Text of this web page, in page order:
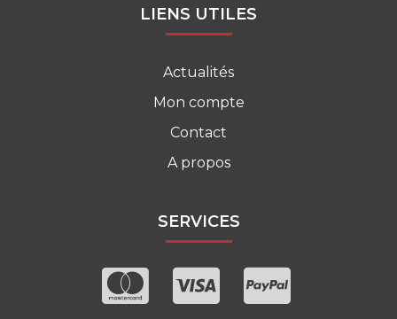
LIENS UTILES
Actualités
Mon compte
Contact
A propos
SERVICES